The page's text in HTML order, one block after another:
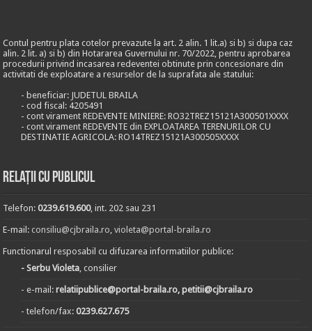
Contul pentru plata cotelor prevazute la art. 2 alin. 1 lit.a) si b) si dupa caz
alin. 2 lit. a) si b) din Hotararea Guvernului nr. 70/2022, pentru aprobarea
procedurii privind incasarea redeventei obtinute prin concesionare din
activitati de exploatare a resurselor de la suprafata ale statului:
- beneficiar: JUDETUL BRAILA
- cod fiscal: 4205491
- cont virament REDEVENTE MINIERE: RO32TREZ15121A300501XXXX
- cont virament REDEVENTE din EXPLOATAREA TERENURILOR CU
DESTINATIE AGRICOLA: RO14TREZ15121A300505XXXX
Relații cu publicul
Telefon:0239.619.600, int. 202 sau 231
E-mail:consiliu@cjbraila.ro ,violeta@portal-braila.ro
Functionarul resposabil cu difuzarea informatiilor publice:
- Serbu Violeta , consilier
- e-mail:relatiipublice@portal-braila.ro, petitii@cjbraila.ro
- telefon/fax:0239.627.675